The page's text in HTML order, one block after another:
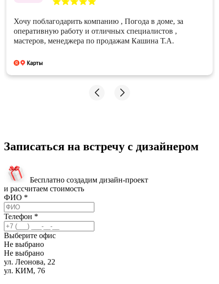
Хочу поблагодарить компанию , Погода в доме, за
оперативную работу и отличных специалистов ,
мастеров, менеджера по продажам Кашина Т.А.
Записаться на встречу с дизайнером
Бесплатно создадим дизайн-проект
и рассчитаем стоимость
ФИО *
Телефон *
Выберите офис
Не выбрано
Не выбрано
ул. Леонова, 22
ул. КИМ, 76